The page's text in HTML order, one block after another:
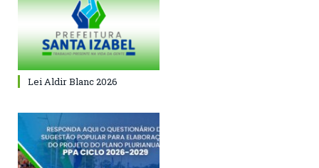
Lei Aldir Blanc 2026